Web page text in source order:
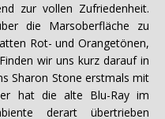
zur vollen Zufriedenheit.
die Marsoberfläche zu
Rot- und Orangetönen,
wir uns kurz darauf in
Sharon Stone erstmals mit
hat die alte Blu-Ray im
derart übertrieben